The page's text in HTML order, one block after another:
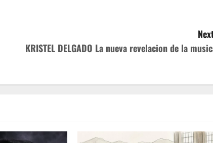
KRISTEL DELGADO La nueva revelacion de la